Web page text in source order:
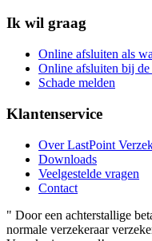
Ik wil graag
Online afsluiten als
Online afsluiten bij de
Schade melden
Klantenservice
Over LastPoint
Downloads
Veelgestelde vragen
Contact
" Door een achterstallige
normale verzekeraar